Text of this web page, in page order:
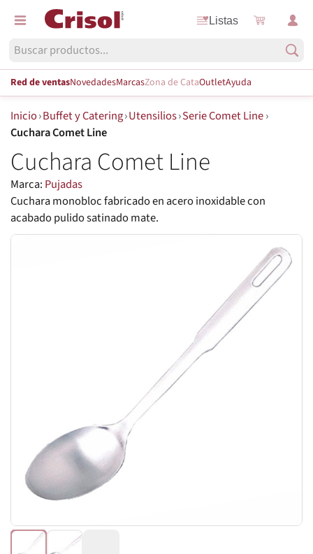
Listas
Red de ventasNovedadesMarcasZona de CataOutletAyuda
Inicio›Buffet y Catering›Utensilios›Serie Comet Line›
Cuchara Comet Line
Cuchara Comet Line
Marca: Pujadas
Cuchara monobloc fabricado en acero inoxidable con
acabado pulido satinado mate.